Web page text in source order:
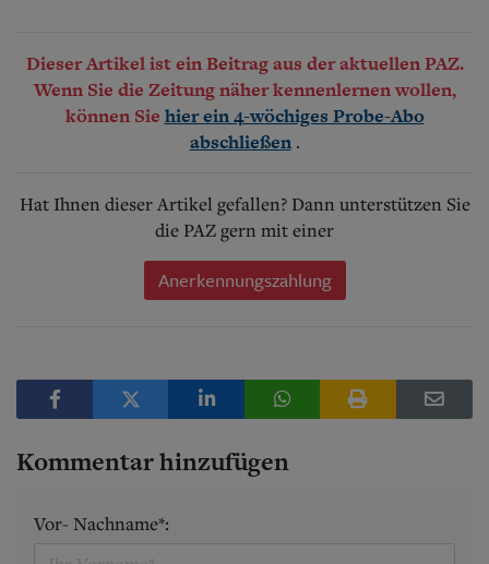
Dieser Artikel ist ein Beitrag aus der aktuellen PAZ.
Wenn Sie die Zeitung näher kennenlernen wollen,
können Sie hier ein 4-wöchiges Probe-Abo
abschließen .
Hat Ihnen dieser Artikel gefallen? Dann unterstützen Sie
die PAZ gern mit einer
Anerkennungszahlung
Kommentar hinzufügen
Vor- Nachname*: